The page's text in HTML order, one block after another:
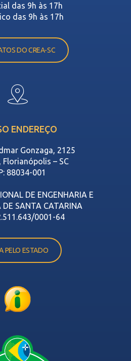
das 9h às 17h
das 9h às 17h
DO CREA-SC
ENDEREÇO
Gonzaga, 2125
Florianópolis – SC
88034-001
DE ENGENHARIA E
DE SANTA CATARINA
0001-64
PELO ESTADO